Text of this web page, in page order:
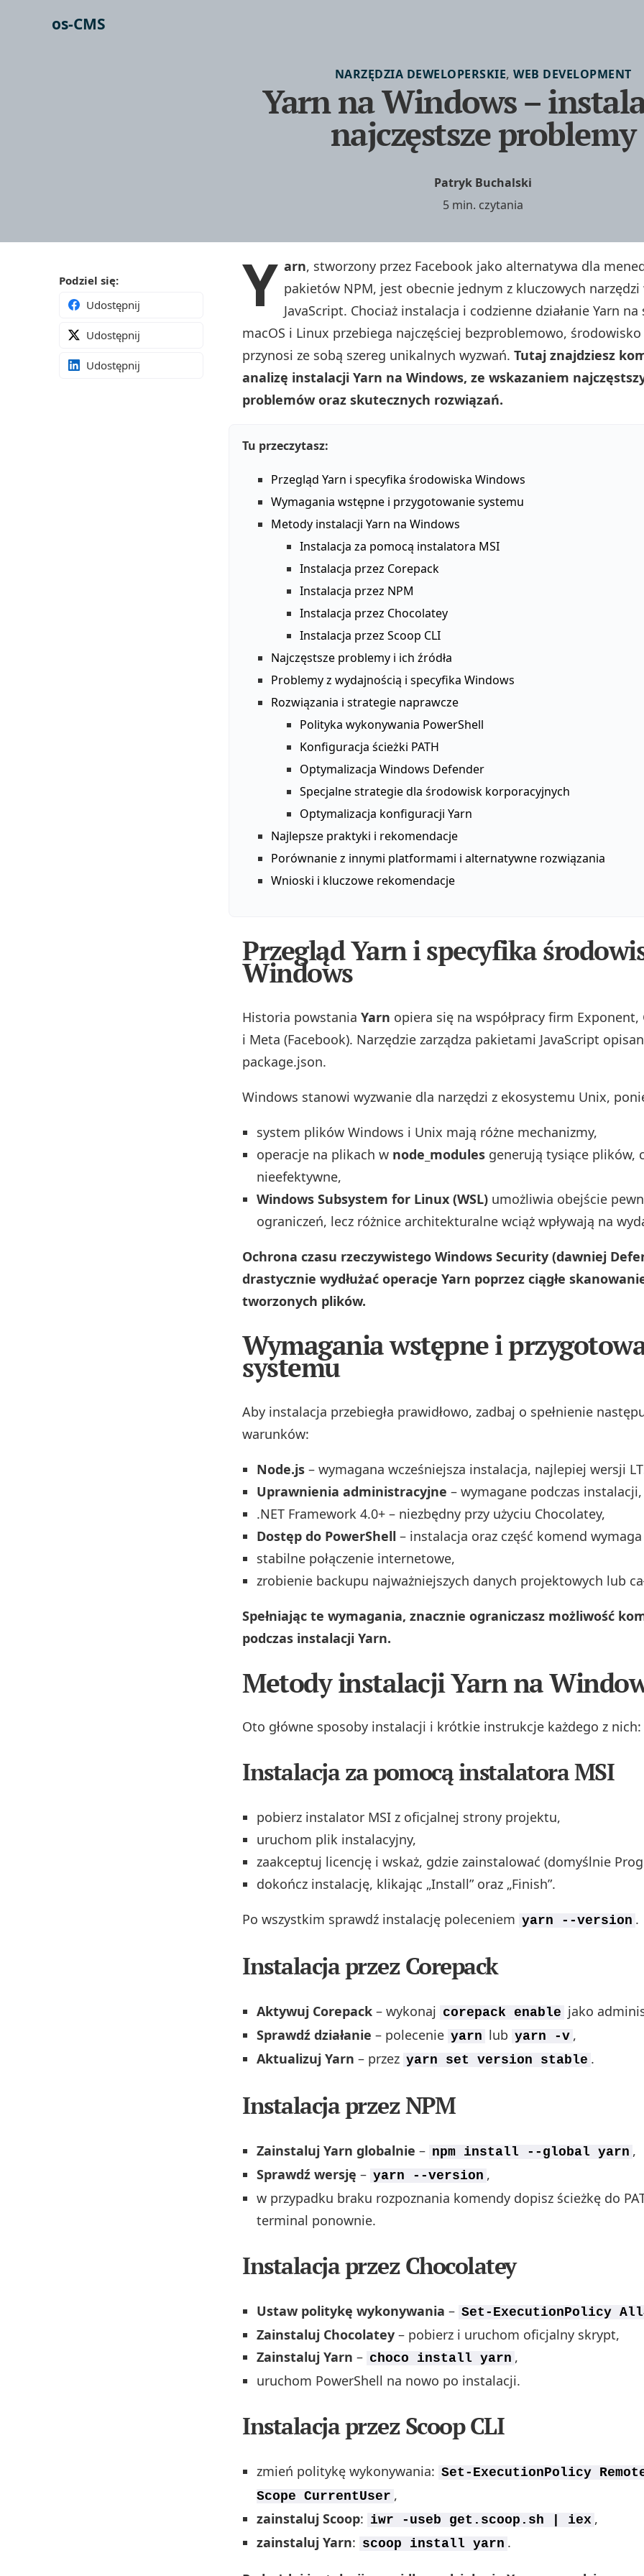
os-CMS
NARZĘDZIA DEWELOPERSKIE, WEB DEVELOPMENT
Yarn na Windows –
najczęstsze problemy
Patryk Buchalski
5 min. czytania
Podziel się:
Udostępnij
Udostępnij
Udostępnij
Y arn, stworzony przez Facebook jako alternatywa dla
pakietów NPM, jest obecnie jednym z kluczowych narzędzi
JavaScript. Chociaż instalacja i codzienne działanie Yarn
macOS i Linux przebiega najczęściej bezproblemowo,
przynosi ze sobą szereg unikalnych wyzwań. Tutaj znajdziesz
analizę instalacji Yarn na Windows, ze wskazaniem
problemów oraz skutecznych rozwiązań.
Tu przeczytasz:
Przegląd Yarn i specyfika środowiska Windows
Wymagania wstępne i przygotowanie systemu
Metody instalacji Yarn na Windows
Instalacja za pomocą instalatora MSI
Instalacja przez Corepack
Instalacja przez NPM
Instalacja przez Chocolatey
Instalacja przez Scoop CLI
Najczęstsze problemy i ich źródła
Problemy z wydajnością i specyfika Windows
Rozwiązania i strategie naprawcze
Polityka wykonywania PowerShell
Konfiguracja ścieżki PATH
Optymalizacja Windows Defender
Specjalne strategie dla środowisk korporacyjnych
Optymalizacja konfiguracji Yarn
Najlepsze praktyki i rekomendacje
Porównanie z innymi platformami i alternatywne rozwiązania
Wnioski i kluczowe rekomendacje
Przegląd Yarn i specyfika
Windows
Historia powstania Yarn opiera się na współpracy firm Exponent,
i Meta (Facebook). Narzędzie zarządza pakietami JavaScript
package.json.
Windows stanowi wyzwanie dla narzędzi z ekosystemu Unix,
system plików Windows i Unix mają różne mechanizmy,
operacje na plikach w node_modules generują tysiące plików,
nieefektywne,
Windows Subsystem for Linux (WSL) umożliwia obejście
ograniczeń, lecz różnice architekturalne wciąż wpływają na
Ochrona czasu rzeczywistego Windows Security (dawniej
drastycznie wydłużać operacje Yarn poprzez ciągłe
tworzonych plików.
Wymagania wstępne i
systemu
Aby instalacja przebiegła prawidłowo, zadbaj o spełnienie
warunków:
Node.js – wymagana wcześniejsza instalacja, najlepiej wersji
Uprawnienia administracyjne – wymagane podczas instalacji,
.NET Framework 4.0+ – niezbędny przy użyciu Chocolatey,
Dostęp do PowerShell – instalacja oraz część komend
stabilne połączenie internetowe,
zrobienie backupu najważniejszych danych projektowych lub
Spełniając te wymagania, znacznie ograniczasz możliwość
podczas instalacji Yarn.
Metody instalacji Yarn na
Oto główne sposoby instalacji i krótkie instrukcje każdego z nich:
Instalacja za pomocą instalatora MSI
pobierz instalator MSI z oficjalnej strony projektu,
uruchom plik instalacyjny,
zaakceptuj licencję i wskaż, gdzie zainstalować (domyślnie
dokończ instalację, klikając „Install” oraz „Finish”.
Po wszystkim sprawdź instalację poleceniem yarn --version .
Instalacja przez Corepack
Aktywuj Corepack – wykonaj corepack enable jako
Sprawdź działanie – polecenie yarn lub yarn -v ,
Aktualizuj Yarn – przez yarn set version stable .
Instalacja przez NPM
Zainstaluj Yarn globalnie – npm install --global yarn ,
Sprawdź wersję – yarn --version ,
w przypadku braku rozpoznania komendy dopisz ścieżkę do
terminal ponownie.
Instalacja przez Chocolatey
Ustaw politykę wykonywania – Set-ExecutionPolicy
Zainstaluj Chocolatey – pobierz i uruchom oficjalny skrypt,
Zainstaluj Yarn – choco install yarn ,
uruchom PowerShell na nowo po instalacji.
Instalacja przez Scoop CLI
zmień politykę wykonywania: Set-ExecutionPolicy
Scope CurrentUser ,
zainstaluj Scoop: iwr -useb get.scoop.sh | iex ,
zainstaluj Yarn: scoop install yarn .